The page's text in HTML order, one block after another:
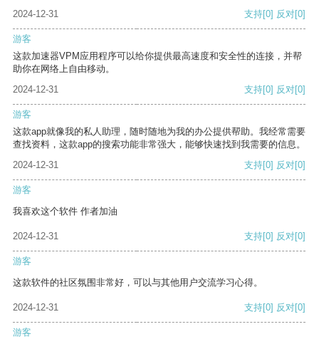
2024-12-31
支持[0] 反对[0]
游客
这款加速器VPM应用程序可以给你提供最高速度和安全性的连接，并帮
助你在网络上自由移动。
2024-12-31
支持[0] 反对[0]
游客
这款app就像我的私人助理，随时随地为我的办公提供帮助。我经常需要
查找资料，这款app的搜索功能非常强大，能够快速找到我需要的信息。
2024-12-31
支持[0] 反对[0]
游客
我喜欢这个软件 作者加油
2024-12-31 支持[0] 反对[0]
游客
这款软件的社区氛围非常好，可以与其他用户交流学习心得。
2024-12-31 支持[0] 反对[0]
游客